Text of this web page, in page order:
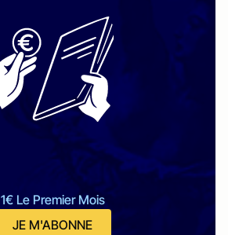
1€ Le Premier Mois
JE M'ABONNE